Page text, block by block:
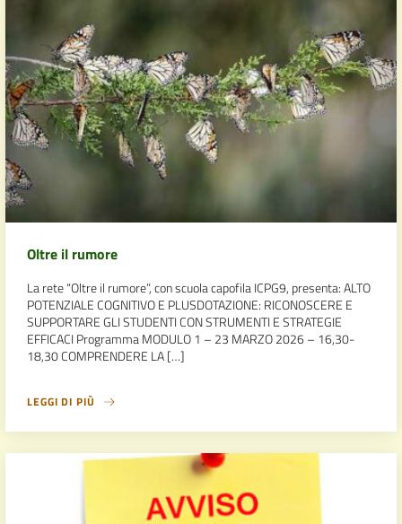
Oltre il rumore
La rete “Oltre il rumore”, con scuola capofila ICPG9, presenta: ALTO
POTENZIALE COGNITIVO E PLUSDOTAZIONE: RICONOSCERE E
SUPPORTARE GLI STUDENTI CON STRUMENTI E STRATEGIE
EFFICACI Programma MODULO 1 – 23 MARZO 2026 – 16,30-
18,30 COMPRENDERE LA […]
LEGGI DI PIÙ